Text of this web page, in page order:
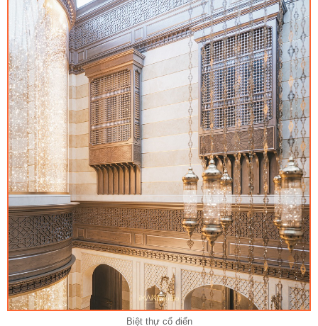
Biệt thự cổ điển